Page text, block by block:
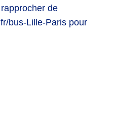
de
bus-Lille-Paris pour